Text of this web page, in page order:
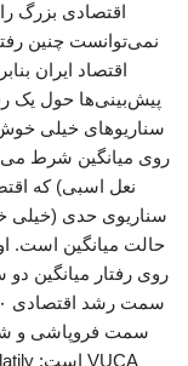
اقتصادی بزرگ
نمی‌توانست چنین
اقتصاد ایران
پیش‌بینی‌ها حول یک
سناریوهای خیلی
روی میانگین شرط
نعل اسبی) که
سناریوی حدی (خیلی
حالت میانگین است. او
روی رفتار میانگین
سمت فروپاشی و